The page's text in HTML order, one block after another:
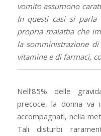
vomito assumono
In questi casi si parla
propria malattia che
la somministrazione
vitamine e di farmaci,
Nell’85% delle
precoce, la donna va
accompagnati, nella
Tali disturbi